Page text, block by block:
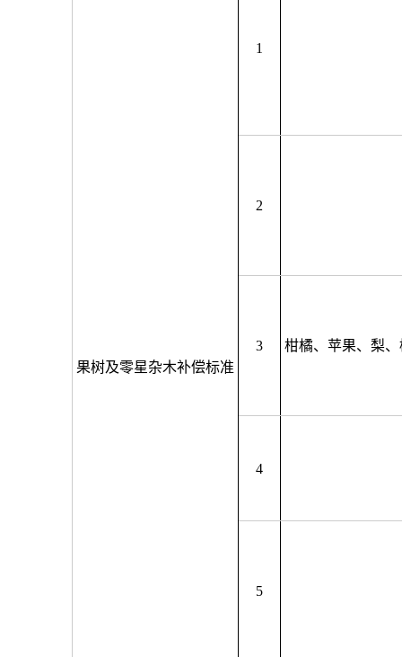
果树及零星杂木补偿标准
1
2
3 柑橘、苹果、梨
4
5